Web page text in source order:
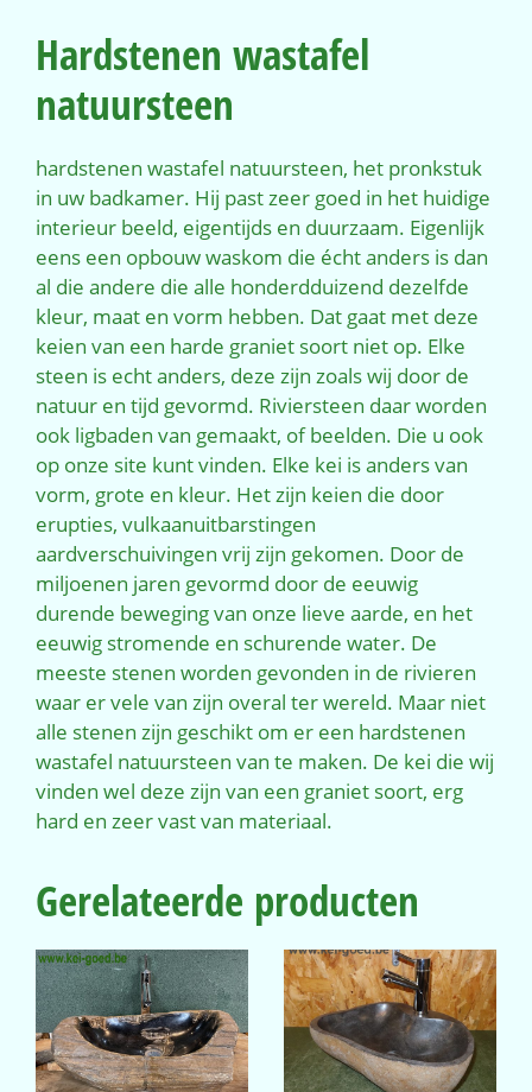
Hardstenen wastafel
natuursteen
hardstenen wastafel natuursteen, het pronkstuk
in uw badkamer. Hij past zeer goed in het huidige
interieur beeld, eigentijds en duurzaam. Eigenlijk
eens een opbouw waskom die écht anders is dan
al die andere die alle honderdduizend dezelfde
kleur, maat en vorm hebben. Dat gaat met deze
keien van een harde graniet soort niet op. Elke
steen is echt anders, deze zijn zoals wij door de
natuur en tijd gevormd. Riviersteen daar worden
ook ligbaden van gemaakt, of beelden. Die u ook
op onze site kunt vinden. Elke kei is anders van
vorm, grote en kleur. Het zijn keien die door
erupties, vulkaanuitbarstingen
aardverschuivingen vrij zijn gekomen. Door de
miljoenen jaren gevormd door de eeuwig
durende beweging van onze lieve aarde, en het
eeuwig stromende en schurende water. De
meeste stenen worden gevonden in de rivieren
waar er vele van zijn overal ter wereld. Maar niet
alle stenen zijn geschikt om er een hardstenen
wastafel natuursteen van te maken. De kei die wij
vinden wel deze zijn van een graniet soort, erg
hard en zeer vast van materiaal.
Gerelateerde producten